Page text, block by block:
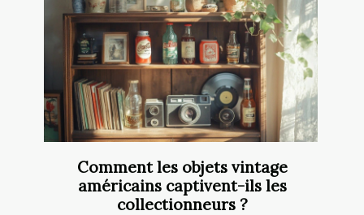
Comment les objets vintage
américains captivent-ils les
collectionneurs ?